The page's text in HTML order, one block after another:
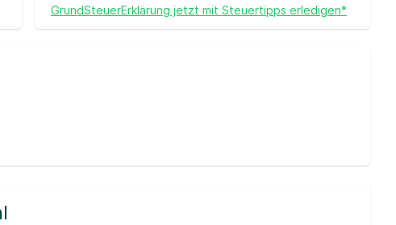
GrundSteuerErklärung jetzt mit Steuertipps erledigen*